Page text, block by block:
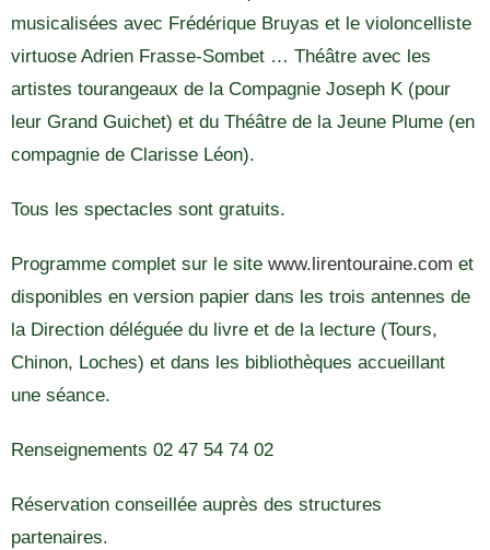
musicalisées avec Frédérique Bruyas et le violoncelliste
virtuose Adrien Frasse-Sombet … Théâtre avec les
artistes tourangeaux de la Compagnie Joseph K (pour
leur Grand Guichet) et du Théâtre de la Jeune Plume (en
compagnie de Clarisse Léon).
Tous les spectacles sont gratuits.
Programme complet sur le site www.lirentouraine.com et
disponibles en version papier dans les trois antennes de
la Direction déléguée du livre et de la lecture (Tours,
Chinon, Loches) et dans les bibliothèques accueillant
une séance.
Renseignements 02 47 54 74 02
Réservation conseillée auprès des structures
partenaires.